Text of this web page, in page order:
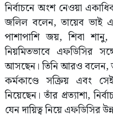
নির্বাচনে অংশ নেওয়া
জলিল বলেন, তায়েব ভাই
পাশাপাশি জয়, শিবা
নিয়মিতভাবে এফডিসির
আসছেন। তিনি আরও বলেন,
কর্মকাণ্ডে সক্রিয় এবং
নিয়েছেন। তাঁর প্রত্যাশা,
যেন দায়িত্ব নিয়ে এফডিসির